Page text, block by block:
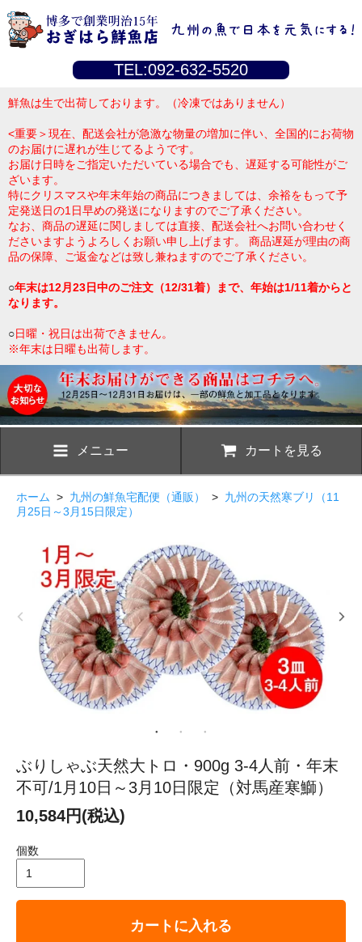
TEL:092-632-5520
鮮魚は生で出荷しております。（冷凍ではありません）
<重要＞現在、配送会社が急激な物量の増加に伴い、全国的にお荷物
のお届けに遅れが生じてるようです。
お届け日時をご指定いただいている場合でも、遅延する可能性がご
ざいます。
特にクリスマスや年末年始の商品につきましては、余裕をもって予
定発送日の1日早めの発送になりますのでご了承ください。
なお、商品の遅延に関しましては直接、配送会社へお問い合わせく
ださいますようよろしくお願い申し上げます。 商品遅延が理由の商
品の保障、ご返金などは致し兼ねますのでご了承ください。
○年末は12月23日中のご注文（12/31着）まで、年始は1/11着からと
なります。
○日曜・祝日は出荷できません。
※年末は日曜も出荷します。
メニュー カートを見る
ホーム > 九州の鮮魚宅配便（通販） > 九州の天然寒ブリ（11
月25日～3月15日限定）
ぶりしゃぶ天然大トロ・900g 3-4人前・年末
不可/1月10日～3月10日限定（対馬産寒鰤）
10,584円(税込)
個数
カートに入れる